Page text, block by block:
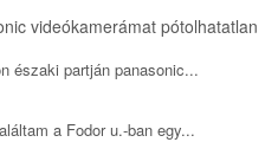
videókamerámat pótolhatatlan
északi partján panasonic...
a Fodor u.-ban egy...